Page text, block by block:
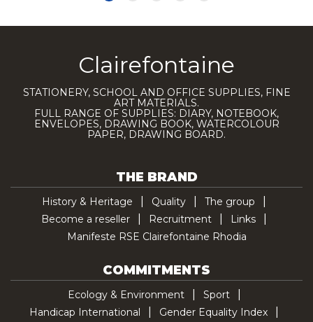
Clairefontaine
STATIONERY, SCHOOL AND OFFICE SUPPLIES, FINE
ART MATERIALS.
FULL RANGE OF SUPPLIES: DIARY, NOTEBOOK,
ENVELOPES, DRAWING BOOK, WATERCOLOUR
PAPER, DRAWING BOARD.
THE BRAND
History & Heritage Quality
The group
Become a reseller
Recruitment
Links
Manifeste RSE Clairefontaine Rhodia
COMMITMENTS
Ecology & Environment
Sport
Handicap International
Gender Equality Index